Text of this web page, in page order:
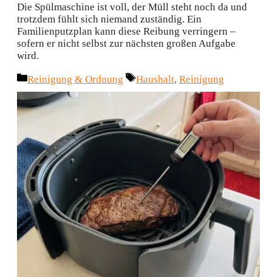
Die Spülmaschine ist voll, der Müll steht noch da und
trotzdem fühlt sich niemand zuständig. Ein
Familienputzplan kann diese Reibung verringern –
sofern er nicht selbst zur nächsten großen Aufgabe
wird.
Kategorien
Reinigung & Ordnung Schlagwörter
Haushalt, Reinigung